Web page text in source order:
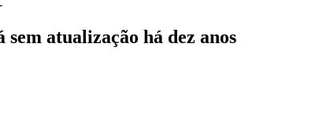
atualização há dez anos